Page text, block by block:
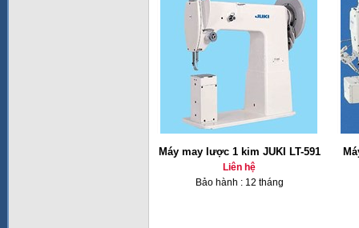
Máy may lược 1 kim JUKI LT-591
Liên hệ
Bảo hành : 12 tháng